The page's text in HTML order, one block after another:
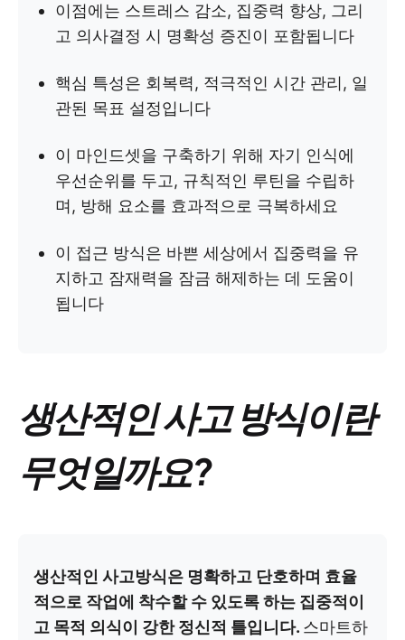
이점에는 스트레스 감소, 집중력 향상, 그리
고 의사결정 시 명확성 증진이 포함됩니다
핵심 특성은 회복력, 적극적인 시간 관리, 일
관된 목표 설정입니다
이 마인드셋을 구축하기 위해 자기 인식에
우선순위를 두고, 규칙적인 루틴을 수립하
며, 방해 요소를 효과적으로 극복하세요
이 접근 방식은 바쁜 세상에서 집중력을 유
지하고 잠재력을 잠금 해제하는 데 도움이
됩니다
생산적인 사고 방식이란
무엇일까요?
생산적인 사고방식은 명확하고 단호하며 효율
적으로 작업에 착수할 수 있도록 하는 집중적이
고 목적 의식이 강한 정신적 틀입니다. 스마트하